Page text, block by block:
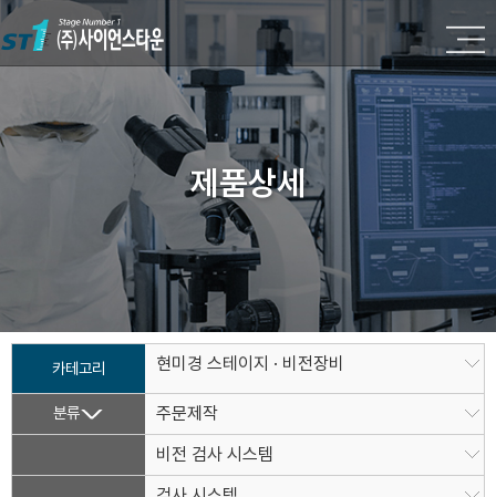
제품상세
카테고리 현미경 스테이지 · 비전장비
분류
주문제작
비전 검사 시스템